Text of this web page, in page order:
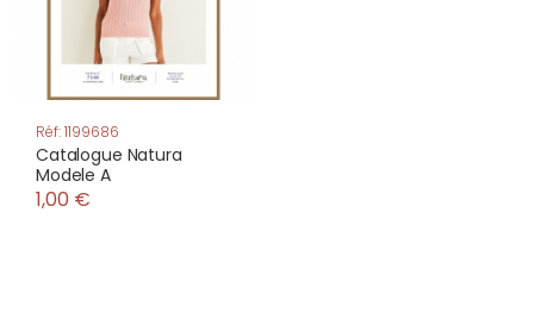
Réf: 1199686
Catalogue Natura
Modele A
1,00 €